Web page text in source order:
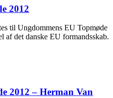
2012
til Ungdommens EU Topmøde
af det danske EU formandsskab.
2012 – Herman Van